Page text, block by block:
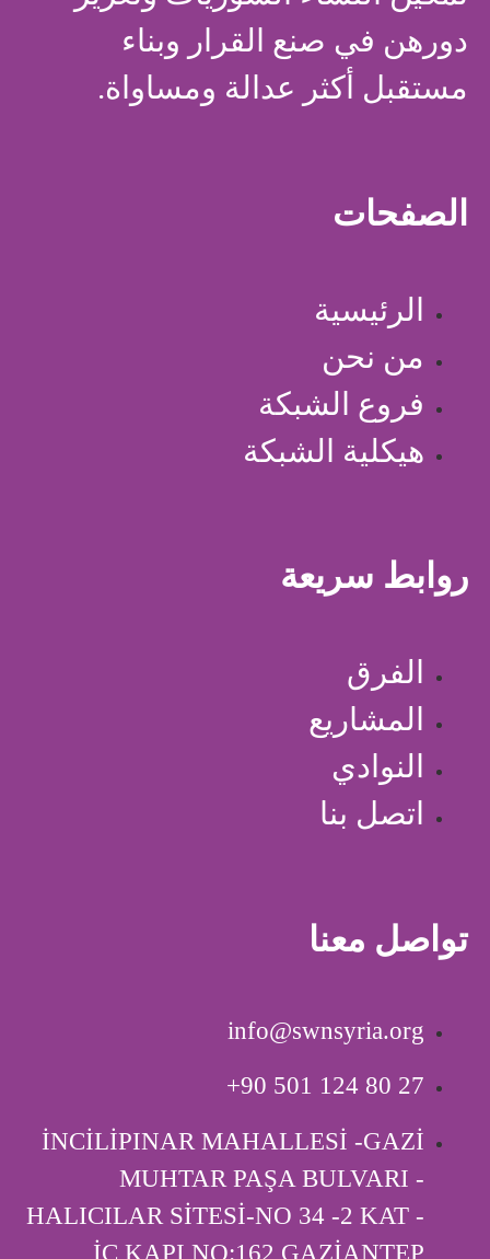
دورهن في صنع القرار وبناء
مستقبل أكثر عدالة ومساواة.
الصفحات
الرئيسية
من نحن
فروع الشبكة
هيكلية الشبكة
روابط سريعة
الفرق
المشاريع
النوادي
اتصل بنا
تواصل معنا
info@swnsyria.org
‎+90 501 124 80 27
İNCİLİPINAR MAHALLESİ -GAZİ
MUHTAR PAŞA BULVARI -
HALICILAR SİTESİ-NO 34 -2 KAT -
İÇ KAPI ‎NO:162 GAZİANTEP